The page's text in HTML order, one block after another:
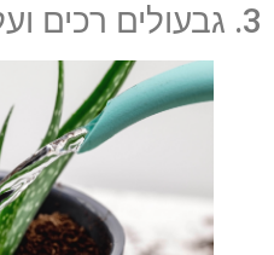
3. גבעולים רכים ועלים עיסתיים